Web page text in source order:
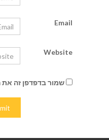
Email
Website
שמור בדפדפן זה